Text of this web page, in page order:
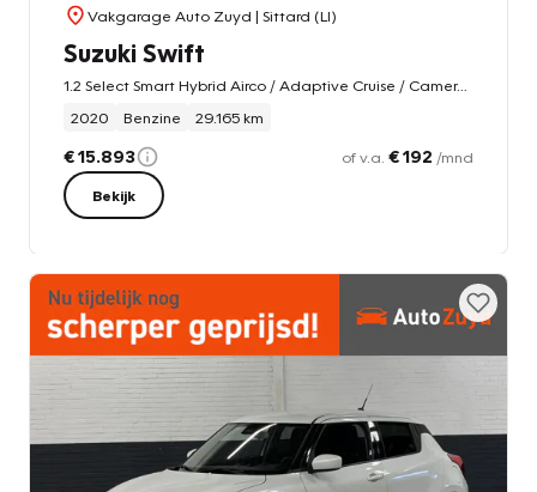
Vakgarage Auto Zuyd | Sittard (LI)
Suzuki Swift
1.2 Select Smart Hybrid Airco / Adaptive Cruise / Camera / Stoelverwarming
2020
Benzine 29.165 km
€ 15.893 of v.a. € 192 /mnd
Bekijk